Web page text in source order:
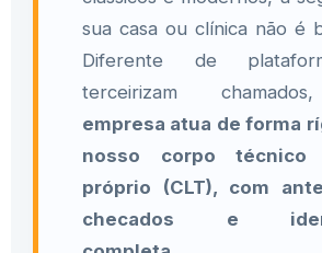
sua casa ou clínica não é
Diferente de
terceirizam
empresa atua de forma
nosso corpo técnico
próprio (CLT), com
checados e